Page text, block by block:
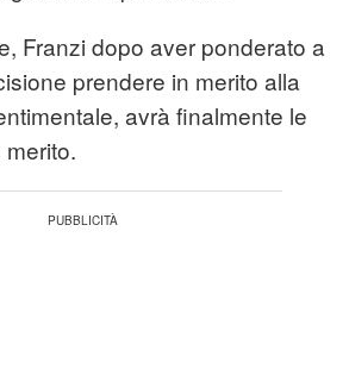
Franzi dopo aver ponderato a
prendere in merito alla
avrà finalmente le